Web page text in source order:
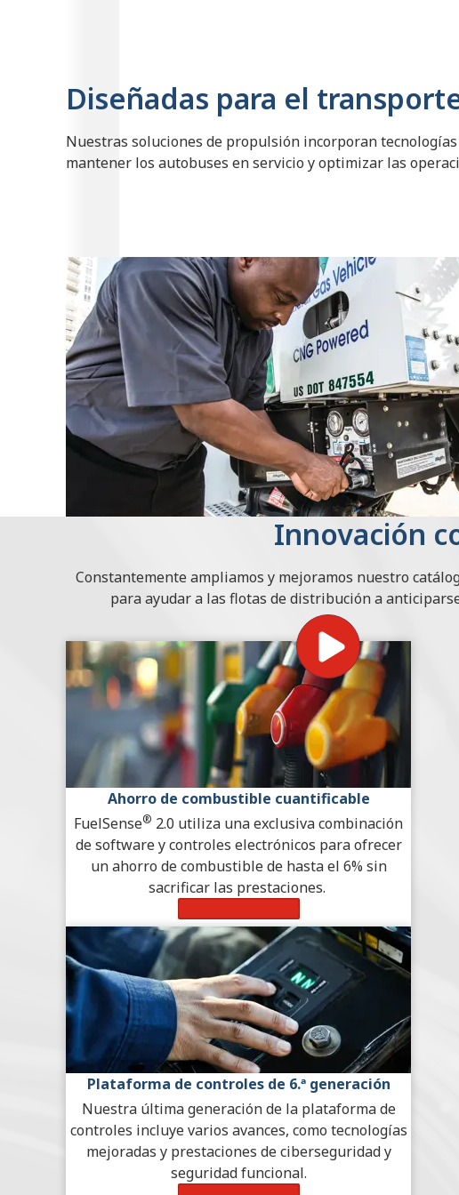
Diseñadas para el
Nuestras soluciones de propulsión incorporan
mantener los autobuses en servicio y optimizar las
Innovación
Constantemente ampliamos y mejoramos nuestro
para ayudar a las flotas de distribución a
Ahorro de combustible cuantificable
FuelSense® 2.0 utiliza una exclusiva combinación
de software y controles electrónicos para ofrecer
un ahorro de combustible de hasta el 6% sin
sacrificar las prestaciones.
Plataforma de controles de 6.ª generación
Nuestra última generación de la plataforma de
controles incluye varios avances, como tecnologías
mejoradas y prestaciones de ciberseguridad y
seguridad funcional.